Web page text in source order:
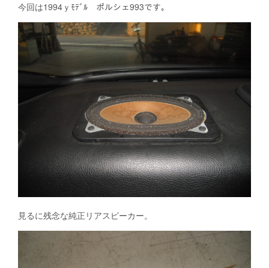
今回は1994ｙﾓﾃﾞﾙ ポルシェ993です。
見るに残念な純正リアスピーカー。